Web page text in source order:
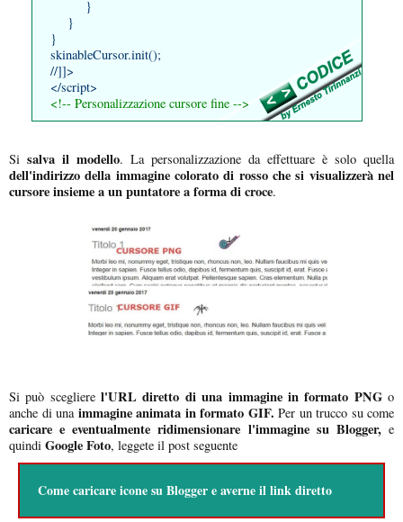
}
}
}
skinableCursor.init();
//]]>
</script>
<!-- Personalizzazione cursore fine -->
Si salva il modello. La personalizzazione da effettuare è solo quella
dell'indirizzo della immagine colorato di rosso che si visualizzerà nel
cursore insieme a un puntatore a forma di croce.
Si può sceglierel'URL diretto di una immagine in formato PNGo
anche di una immagine animata in formato GIF. Per un trucco su come
caricare e eventualmente ridimensionare l'immagine su Blogger,e
quindi Google Foto, leggete il post seguente
Come caricare icone su Blogger e averne il link diretto